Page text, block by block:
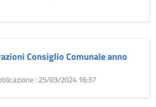
Consiglio Comunale anno
: 25/03/2024 16:37